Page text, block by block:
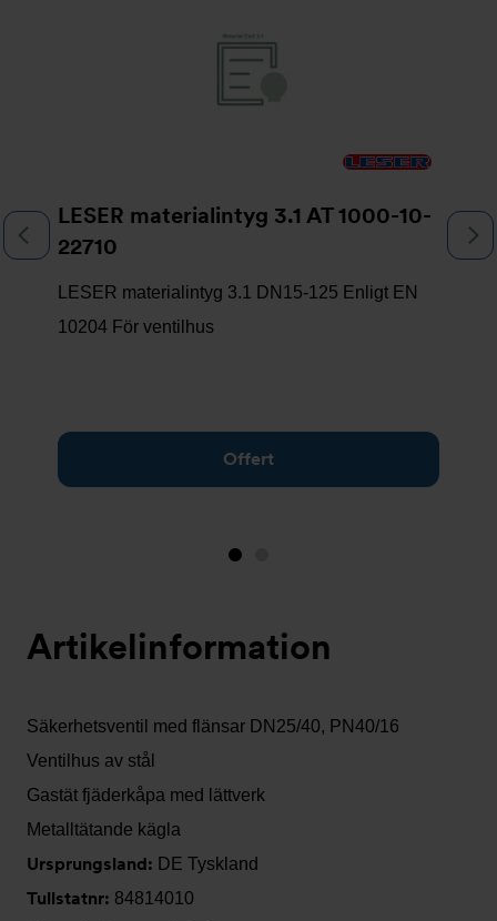
LESER materialintyg 3.1 AT 1000-10-
22710
LESER materialintyg 3.1 DN15-125 Enligt EN
10204 För ventilhus
Offert
Bild
nu)
Artikelinformation
Säkerhetsventil med flänsar DN25/40, PN40/16
Ventilhus av stål
Gastät fjäderkåpa med lättverk
Metalltätande kägla
Ursprungsland: DE Tyskland
Tullstatnr: 84814010